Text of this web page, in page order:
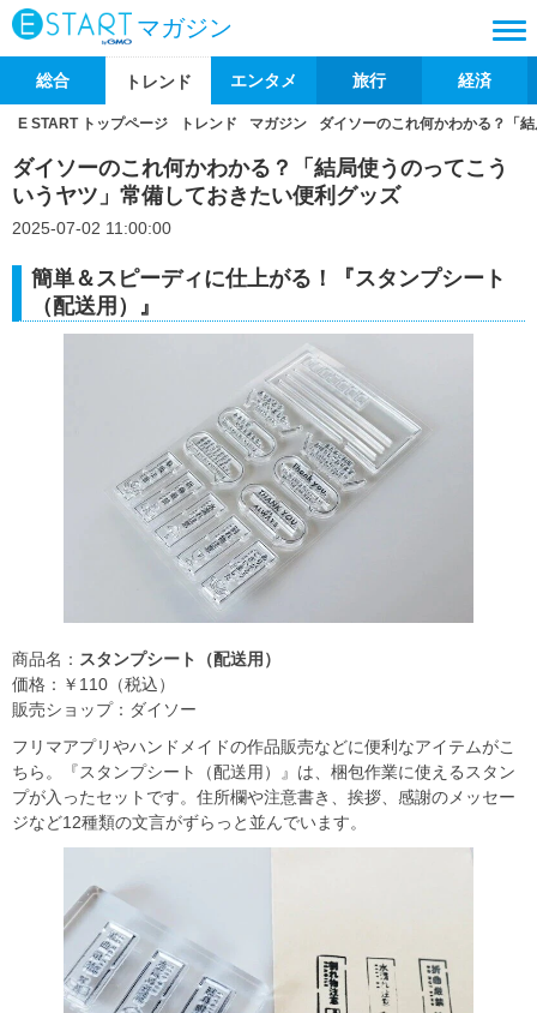
マガジン
総合 トレンド エンタメ 旅行 経済
E START トップページ トレンド マガジン ダイソーのこれ何かわかる？「
ダイソーのこれ何かわかる？「結局使うのってこう
いうヤツ」常備しておきたい便利グッズ
2025-07-02 11:00:00
簡単＆スピーディに仕上がる！『スタンプシート
（配送用）』
商品名： スタンプシート（配送用）
価格：￥110（税込）
販売ショップ：ダイソー
フリマアプリやハンドメイドの作品販売などに便利なアイテムがこ
ちら。『スタンプシート（配送用）』は、梱包作業に使えるスタン
プが入ったセットです。住所欄や注意書き、挨拶、感謝のメッセー
ジなど12種類の文言がずらっと並んでいます。